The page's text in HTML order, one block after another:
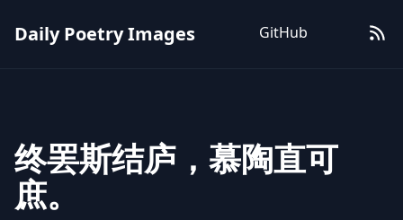
Daily Poetry Images GitHub
终罢斯结庐，慕陶直可
庶。